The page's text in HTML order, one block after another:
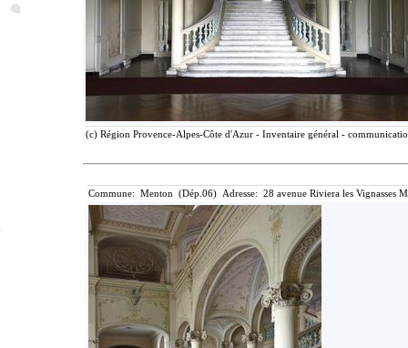
(c) Région Provence-Alpes-Côte d'Azur - Inventaire général -
Commune: Menton (Dép.06) Adresse: 28 avenue Riviera les Vignasses